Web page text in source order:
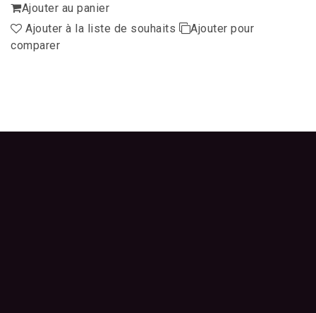
Ajouter au panier
Ajouter à la liste de souhaits
Ajouter pour
comparer